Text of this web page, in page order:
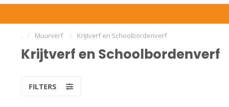
. / Muurverf / Krijtverf en Schoolbordenverf
Krijtverf en Schoolbordenverf
FILTERS